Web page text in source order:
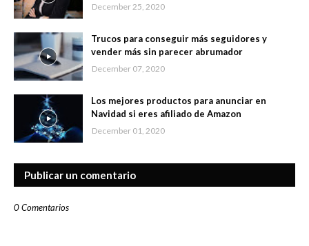
December 25, 2020
Trucos para conseguir más seguidores y
vender más sin parecer abrumador
December 07, 2020
Los mejores productos para anunciar en
Navidad si eres afiliado de Amazon
December 01, 2020
Publicar un comentario
0 Comentarios